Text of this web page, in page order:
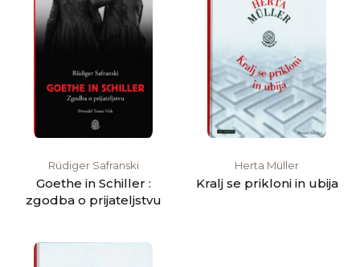
Rüdiger Safranski
Goethe in Schiller :
zgodba o prijateljstvu
Herta Müller
Kralj se prikloni in ubija